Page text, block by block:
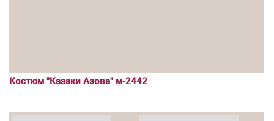
Костюм "Казаки Азова" м-2442